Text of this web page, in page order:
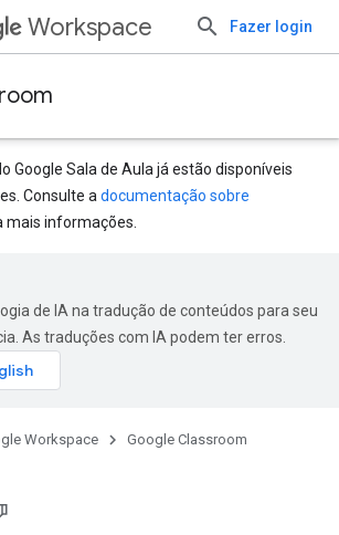
Workspace Fazer login
Google Sala de Aula já estão disponíveis
Consulte a documentação sobre
mais informações.
de IA na tradução de conteúdos para seu
As traduções com IA podem ter erros.
Workspace
Google Classroom